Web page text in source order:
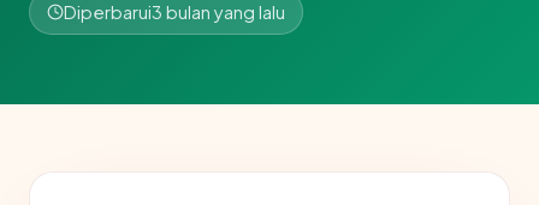
Diperbarui3 bulan yang lalu